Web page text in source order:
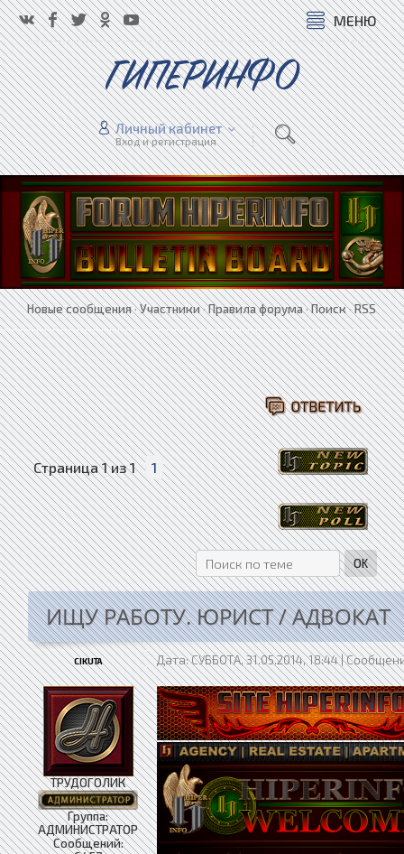
МЕНЮ
ГИПЕРИНФО
Личный кабинет
Вход и регистрация
Новые сообщения·Участники·Правила форума·Поиск·RSS
Страница1из1 1
ИЩУ РАБОТУ. ЮРИСТ / АДВОКАТ
CIKUTA Дата: СУББОТА, 31.05.2014, 18:44 |
ТРУДОГОЛИК
Группа:
АДМИНИСТРАТОР
Сообщений: